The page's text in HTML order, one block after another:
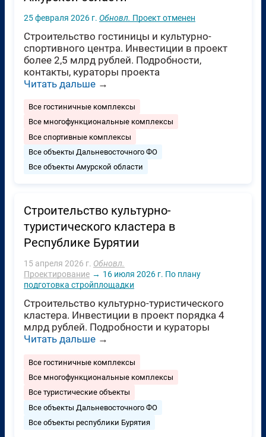
25 февраля 2026 г. Обновл. Проект отменен
Строительство гостиницы и культурно-
спортивного центра. Инвестиции в проект
более 2,5 млрд рублей. Подробности,
контакты, кураторы проекта
Читать дальше →
Все гостиничные комплексы
Все многофункциональные комплексы
Все спортивные комплексы
Все объекты Дальневосточного ФО
Все объекты Амурской области
Строительство кyльтypнo-
тypиcтичecкого клacтepа в
Республике Бурятии
15 апреля 2026 г. Обновл.
Проектирование → 16 июля 2026 г. По плану
подготовка стройплощадки
Строительство кyльтypнo-тypиcтичecкого
клacтepа. Инвестиции в проект порядка 4
млрд рублей. Подробности и кураторы
Читать дальше →
Все гостиничные комплексы
Все многофункциональные комплексы
Все туристические объекты
Все объекты Дальневосточного ФО
Все объекты республики Бурятия